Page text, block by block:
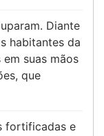
Diante
habitantes da
suas mãos
que
fortificadas e